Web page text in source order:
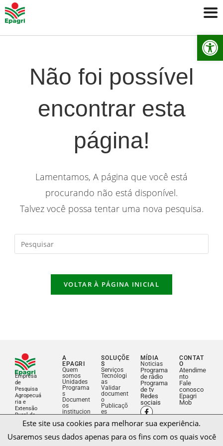
Não foi possível
encontrar esta
página!
Lamentamos, A página que você está
procurando não está disponível.
Talvez você possa tentar uma nova pesquisa.
VOLTAR À PÁGINA INICIAL
Empresa
de
Pesquisa
Agropecuá
ria e
Extensão
Rural de
Santa
Catarina
A
EPAGRI
Quem
somos
Unidades
Programa
s
Document
os
institucion
Estágios e
Licitações
e
SOLUÇÕE
S
Serviços
Tecnologi
as
Validar
document
o
Publicaçõ
es
eventos
MÍDIA
Noticias
Programa
de rádio
Programa
de tv
Redes
sociais
CONTAT
O
Atendime
nto
Fale
conosco
Epagri
Mob
Este site usa cookies para melhorar sua experiência.
Usaremos seus dados apenas para os fins com os quais você
consente.